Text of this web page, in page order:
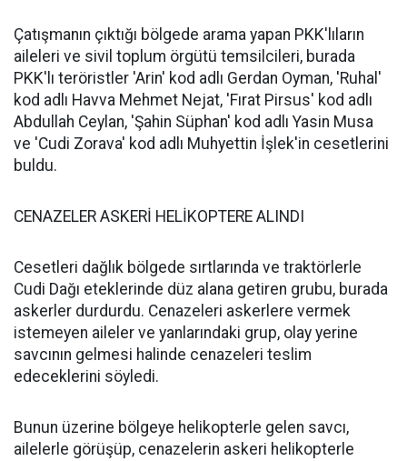
Çatışmanın çıktığı bölgede arama yapan PKK'lıların
aileleri ve sivil toplum örgütü temsilcileri, burada
PKK'lı teröristler 'Arin' kod adlı Gerdan Oyman, 'Ruhal'
kod adlı Havva Mehmet Nejat, 'Fırat Pirsus' kod adlı
Abdullah Ceylan, 'Şahin Süphan' kod adlı Yasin Musa
ve 'Cudi Zorava' kod adlı Muhyettin İşlek'in cesetlerini
buldu.
CENAZELER ASKERİ HELİKOPTERE ALINDI
Cesetleri dağlık bölgede sırtlarında ve traktörlerle
Cudi Dağı eteklerinde düz alana getiren grubu, burada
askerler durdurdu. Cenazeleri askerlere vermek
istemeyen aileler ve yanlarındaki grup, olay yerine
savcının gelmesi halinde cenazeleri teslim
edeceklerini söyledi.
Bunun üzerine bölgeye helikopterle gelen savcı,
ailelerle görüşüp, cenazelerin askeri helikopterle